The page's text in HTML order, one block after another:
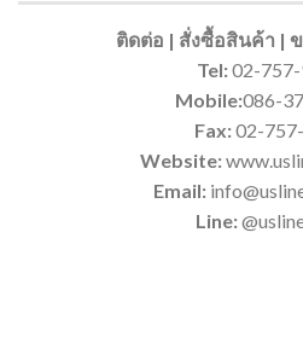
ติดต่อ | สั่งซื้อสินค้า |
Tel:02-
Mobile:086-
Fax:02-
Website:
Email:
Line: